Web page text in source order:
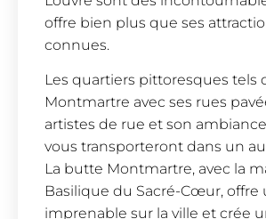
offre bien plus que ses
connues.
Les quartiers pittoresques tels
Montmartre avec ses rues
artistes de rue et son
vous transporteront dans un
La butte Montmartre, avec la
Basilique du Sacré-Cœur, offre
imprenable sur la ville et crée